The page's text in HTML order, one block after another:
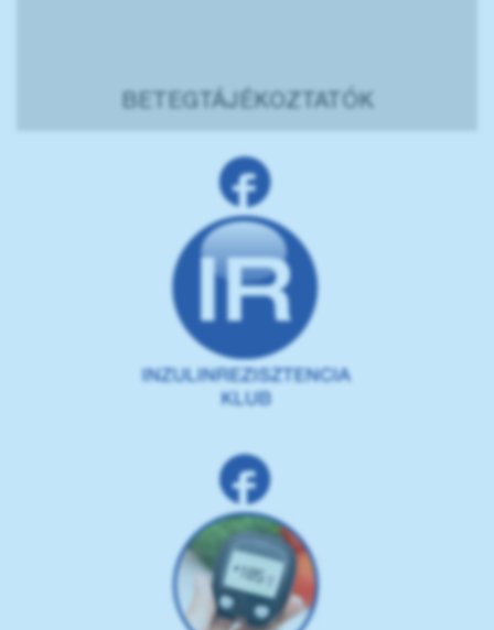
BETEGTÁJÉKOZTATÓK